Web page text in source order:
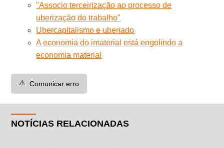
"Associo terceirização ao processo de
uberização do trabalho"
Ubercapitalismo e uberiado
A economia do imaterial está engolindo a
economia material
⚠️ Comunicar erro
NOTÍCIAS RELACIONADAS